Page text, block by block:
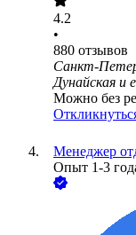
4.2
•
880 отзывов
Санкт-
Дунайская и
Можно без
Менеджер
Опыт 1-3